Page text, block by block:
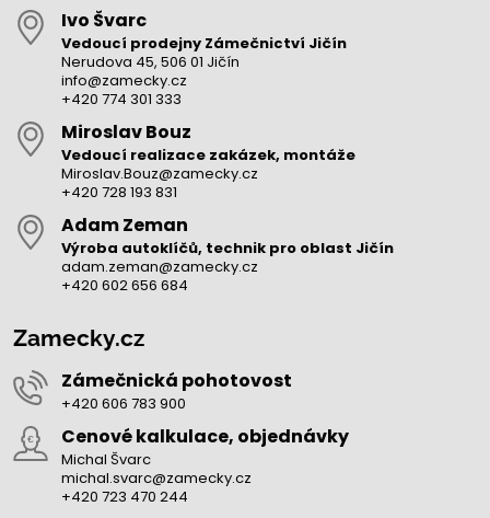
Ivo Švarc
Vedoucí prodejny Zámečnictví Jičín
Nerudova 45, 506 01 Jičín
info@zamecky.cz
+420 774 301 333
Miroslav Bouz
Vedoucí realizace zakázek, montáže
Miroslav.Bouz@zamecky.cz
+420 728 193 831
Adam Zeman
Výroba autoklíčů, technik pro oblast Jičín
adam.zeman@zamecky.cz
+420 602 656 684
Zamecky.cz
Zámečnická pohotovost
+420 606 783 900
Cenové kalkulace, objednávky
Michal Švarc
michal.svarc@zamecky.cz
+420 723 470 244